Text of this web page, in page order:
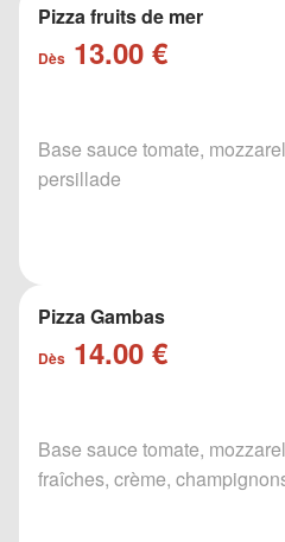
Pizza fruits de mer
Dès 13.00 €
Base sauce tomate,
persillade
Pizza Gambas
Dès 14.00 €
Base sauce tomate,
fraîches, crème,